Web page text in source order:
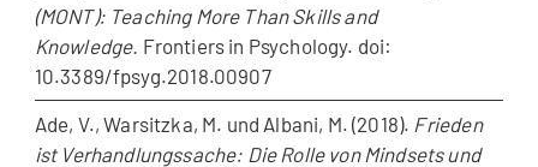
(MONT): Teaching More Than Skills and
Knowledge. Frontiers in Psychology. doi:
10.3389/fpsyg.2018.00907
Ade, V., Warsitzka, M. und Albani, M. (2018). Frieden
ist Verhandlungssache: Die Rolle von Mindsets und